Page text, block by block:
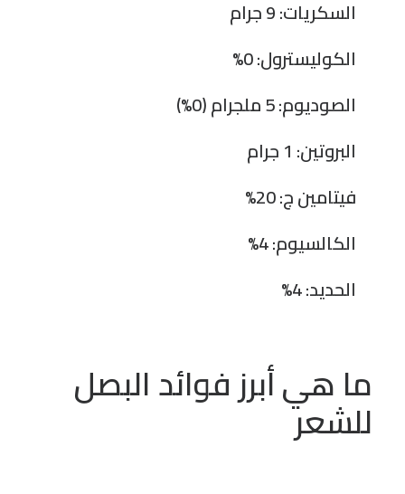
السكريات: 9 جرام
الكوليسترول: 0%
الصوديوم: 5 ملجرام (0%)
البروتين: 1 جرام
فيتامين ج: 20%
الكالسيوم: 4%
الحديد: 4%
ما هي أبرز فوائد البصل
للشعر